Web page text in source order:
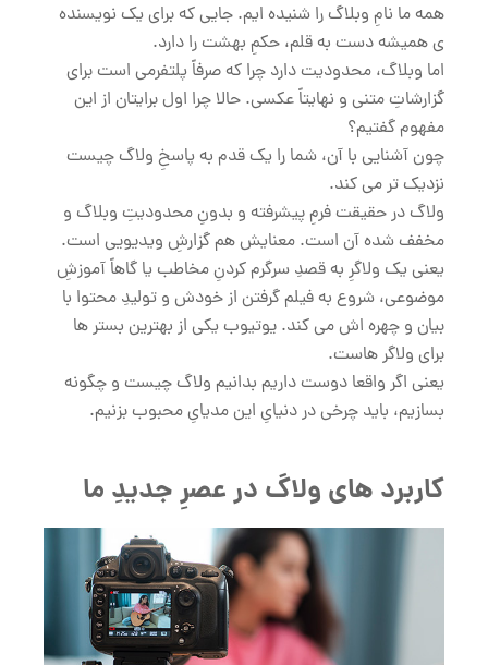
همه ما نامِ وبلاگ را شنیده ایم. جایی که برای یک نویسنده
ی همیشه دست به قلم، حکمِ بهشت را دارد.
اما وبلاگ، محدودیت دارد چرا که صرفاً پلتفرمی است برای
گزارشاتِ متنی و نهایتاً عکسی. حالا چرا اول برایتان از این
مفهوم گفتیم؟
چون آشنایی با آن، شما را یک قدم به پاسخِ ولاگ چیست
نزدیک تر می کند.
ولاگ در حقیقت فرمِ پیشرفته و بدونِ محدودیتِ وبلاگ و
مخفف شده آن است. معنایش هم گزارشِ ویدیویی است.
یعنی یک ولاگرِ به قصدِ سرگرم کردنِ مخاطب یا گاهاً آموزشِ
موضوعی، شروع به فیلم گرفتن از خودش و تولیدِ محتوا با
بیان و چهره اش می کند. یوتیوب یکی از بهترین بستر ها
برای ولاگر هاست.
یعنی اگر واقعا دوست داریم بدانیم ولاگ چیست و چگونه
بسازیم، باید چرخی در دنیایِ این مدیایِ محبوب بزنیم.
کاربرد های ولاگ در عصرِ جدیدِ ما